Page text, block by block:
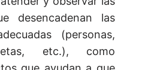
desencadenan las
(personas,
etc.), como